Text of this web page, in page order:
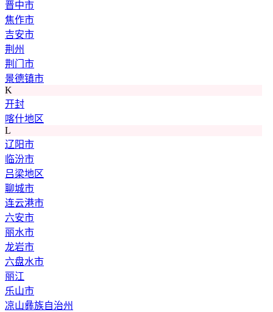
晋中市
焦作市
吉安市
荆州
荆门市
景德镇市
K
开封
喀什地区
L
辽阳市
临汾市
吕梁地区
聊城市
连云港市
六安市
丽水市
龙岩市
六盘水市
丽江
乐山市
凉山彝族自治州